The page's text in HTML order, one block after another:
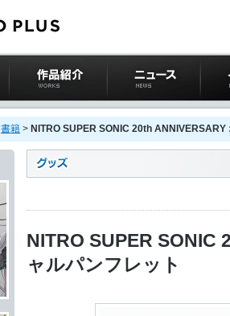
作品紹介 ニュース イベ
書籍 > NITRO SUPER SONIC 20th ANNIVERSARY
NITRO SUPER SONIC
ャルパンフレット